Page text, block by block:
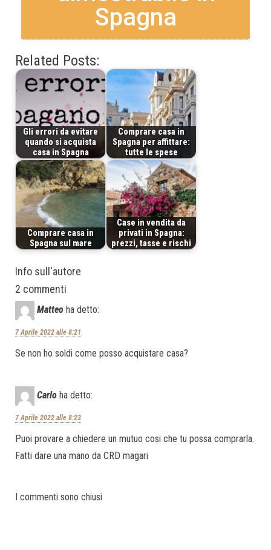
Spagna
Related Posts:
Gli errori da evitare
quando si acquista
casa in Spagna
Comprare casa in
Spagna per affittare:
tutte le spese
Comprare casa in
Spagna sul mare
Case in vendita da
privati in Spagna:
prezzi, tasse e rischi
Info sull'autore
2 commenti
Matteo ha detto:
7 Aprile 2022 alle 8:21
Se non ho soldi come posso acquistare casa?
Carlo ha detto:
7 Aprile 2022 alle 8:23
Puoi provare a chiedere un mutuo cosi che tu possa comprarla.
Fatti dare una mano da CRD magari
I commenti sono chiusi